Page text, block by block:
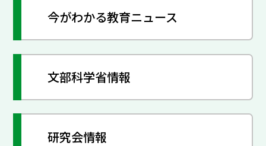
今がわかる教育ニュース
文部科学省情報
研究会情報